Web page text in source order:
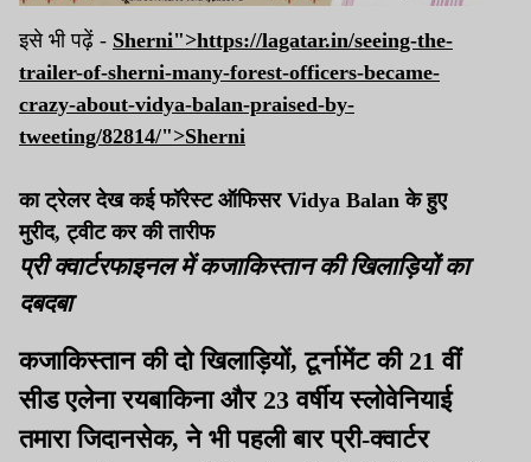
इसे भी पढ़ें - Sherni">https://lagatar.in/seeing-the-
trailer-of-sherni-many-forest-officers-became-
crazy-about-vidya-balan-praised-by-
tweeting/82814/">Sherni
का ट्रेलर देख कई फॉरेस्ट ऑफिसर Vidya Balan के हुए
मुरीद, ट्वीट कर की तारीफ
प्री क्वार्टरफाइनल में कजाकिस्तान की खिलाड़ियों का
दबदबा
कजाकिस्तान की दो खिलाड़ियों, टूर्नामेंट की 21 वीं
सीड एलेना रयबाकिना और 23 वर्षीय स्लोवेनियाई
तमारा जिदानसेक, ने भी पहली बार प्री-क्वार्टर